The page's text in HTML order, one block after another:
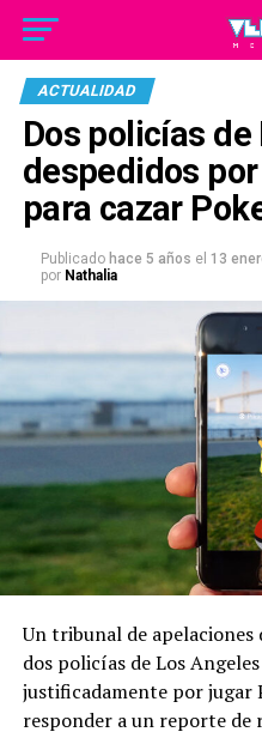
ACTUALIDAD
Dos policías
despedidos
para cazar
Publicado hace 5 años el 13
por Nathalia
Un tribunal de
dos policías de Los
justificadamente por jugar
responder a un reporte de